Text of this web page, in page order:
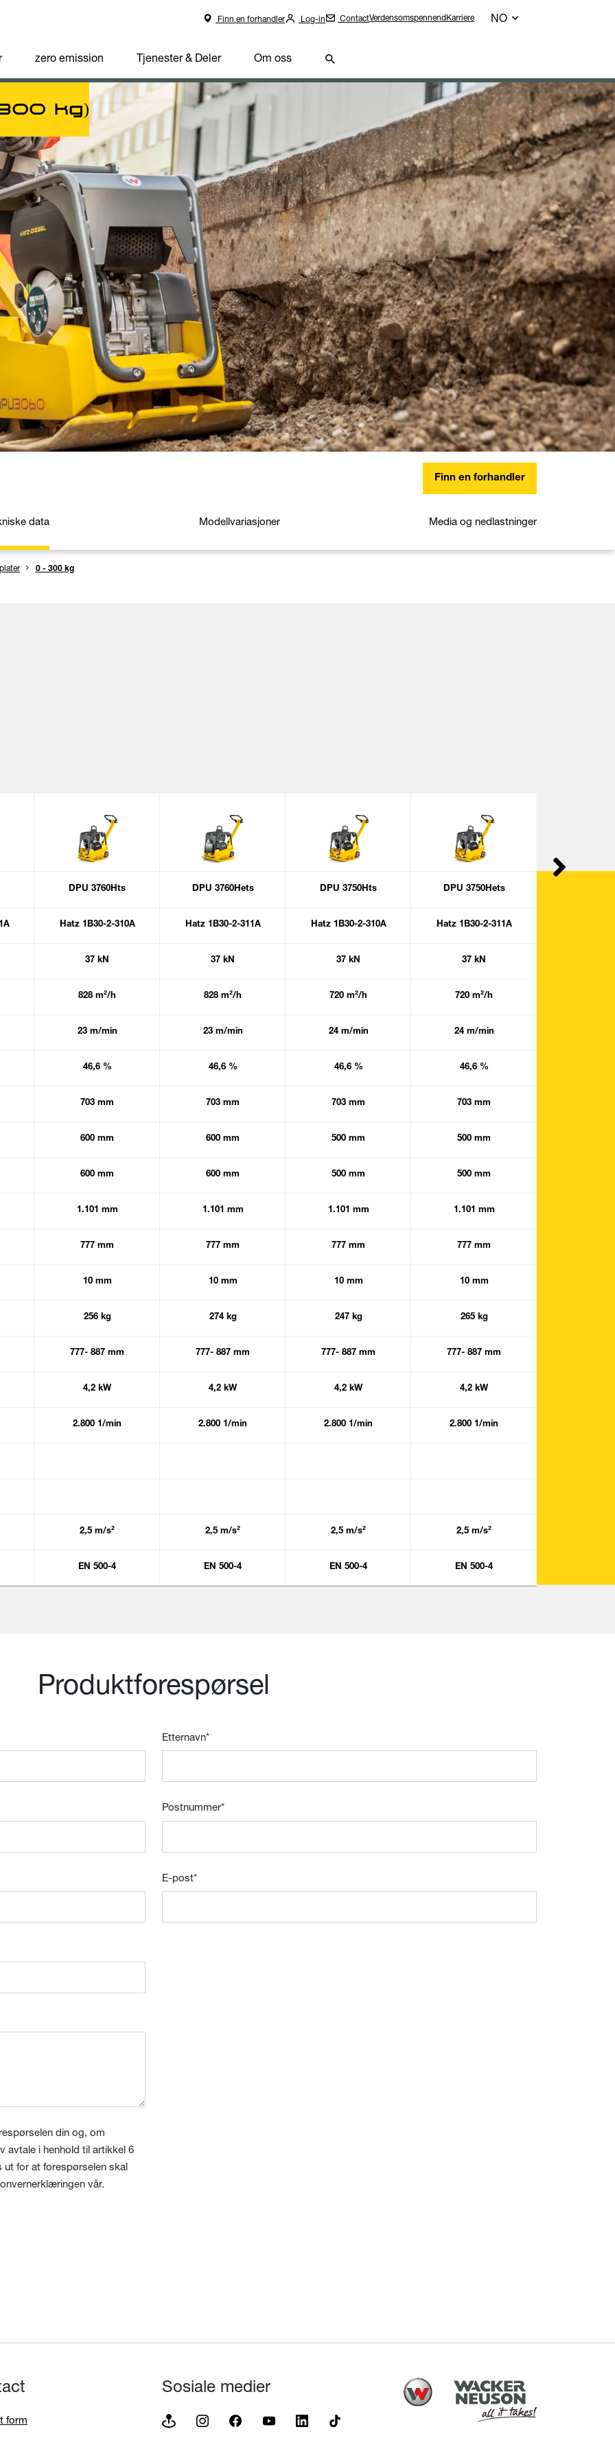
Finn en forhandler Log-in ContactVerdensomspennendKarriere NO
zero emission Tjenester & Deler Om oss
kg)
Finn en forhandler
data Modellvariasjoner Media og nedlastninger
0 - 300 kg
DPU 3760Hts
Hatz 1B30-2-310A
37 kN
828 m²/h
23 m/min
46,6 %
703 mm
600 mm
600 mm
1.101 mm
777 mm
10 mm
256 kg
777- 887 mm
4,2 kW
2.800 1/min
2,5 m/s²
EN 500-4
DPU 3760Hets
Hatz 1B30-2-311A
37 kN
828 m²/h
23 m/min
46,6 %
703 mm
600 mm
600 mm
1.101 mm
777 mm
10 mm
274 kg
777- 887 mm
4,2 kW
2.800 1/min
2,5 m/s²
EN 500-4
DPU 3750Hts
Hatz 1B30-2-310A
37 kN
720 m²/h
24 m/min
46,6 %
703 mm
500 mm
500 mm
1.101 mm
777 mm
10 mm
247 kg
777- 887 mm
4,2 kW
2.800 1/min
2,5 m/s²
EN 500-4
DPU 3750Hets
Hatz 1B30-2-311A
37 kN
720 m²/h
24 m/min
46,6 %
703 mm
500 mm
500 mm
1.101 mm
777 mm
10 mm
265 kg
777- 887 mm
4,2 kW
2.800 1/min
2,5 m/s²
EN 500-4
Produktforespørsel
Etternavn*
Postnummer*
E-post*
din og, om
avtale i henhold til artikkel 6
ut for at forespørselen skal
vår.
form
Sosiale medier